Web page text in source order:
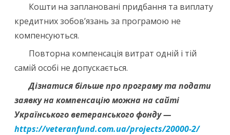
Кошти на заплановані придбання та виплату
кредитних зобов’язань за програмою не
компенсуються.
Повторна компенсація витрат одній і тій
самій особі не допускається.
Дізнатися більше про програму та подати
заявку на компенсацію можна на сайті
Українського ветеранського фонду —
https://veteranfund.com.ua/projects/20000-2/